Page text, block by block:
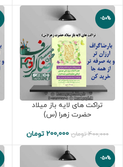
-50%
تراکت های لایه باز میلاد
حضرت زهرا (س)
400,000 تومان 200,000 تومان
-50%